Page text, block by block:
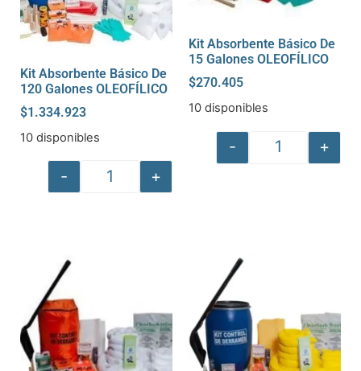
Kit Absorbente Básico De
120 Galones OLEOFÍLICO
$1.334.923
10 disponibles
- +
Kit Absorbente Básico De
15 Galones OLEOFÍLICO
$270.405
10 disponibles
- +